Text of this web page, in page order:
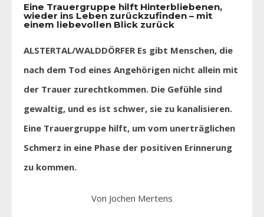
Eine Trauergruppe hilft Hinterbliebenen,
wieder ins Leben zurückzufinden – mit
einem liebevollen Blick zurück
ALSTERTAL/WALDDÖRFER Es gibt Menschen, die
nach dem Tod eines Angehörigen nicht allein mit
der Trauer zurechtkommen. Die Gefühle sind
gewaltig, und es ist schwer, sie zu kanalisieren.
Eine Trauergruppe hilft, um vom unerträglichen
Schmerz in eine Phase der positiven Erinnerung
zu kommen.
Von Jochen Mertens